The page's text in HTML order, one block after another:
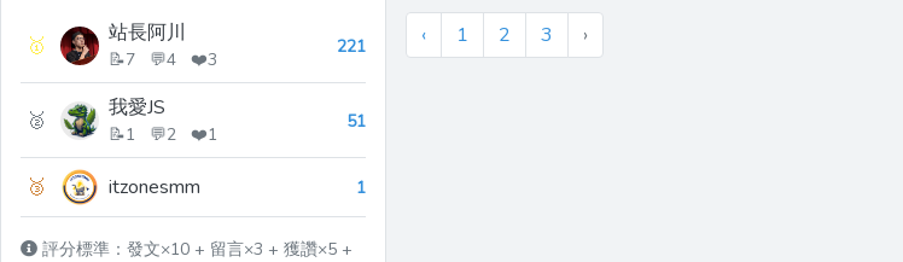
🥇 站長阿川
📝7 💬4 ❤️3
221
🥈 我愛JS
📝1 💬2 ❤️1
51
🥉 itzonesmm 1
評分標準：發文×10 + 留言×3 + 獲讚×5 +
‹ 1 2 3 ›